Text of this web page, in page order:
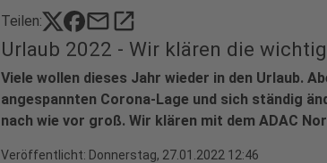
Teilen: mailopen_in_new
Urlaub 2022 - Wir klären die
Viele wollen dieses Jahr wieder in den Urlaub.
angespannten Corona-Lage und sich ständig
nach wie vor groß. Wir klären mit dem ADAC
Veröffentlicht: Donnerstag, 27.01.2022 12:46